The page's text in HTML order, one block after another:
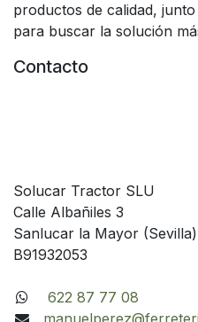
productos de calidad,
para buscar la solución
Contacto
Solucar Tractor SLU
Calle Albañiles 3
Sanlucar la Mayor (Sevilla)
B91932053
622 87 77 08